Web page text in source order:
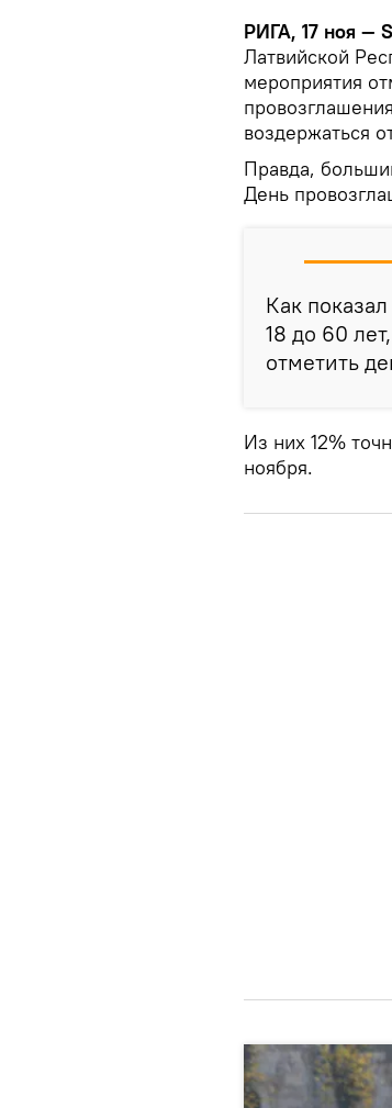
РИГА, 17 ноя —
Латвийской
мероприятия
воздержаться
Правда,
День
Как
18 до 60
отметить
Из них 12%
ноября.